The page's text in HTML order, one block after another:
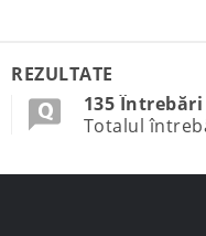
k
REZULTATE
135 Întrebări
Totalul